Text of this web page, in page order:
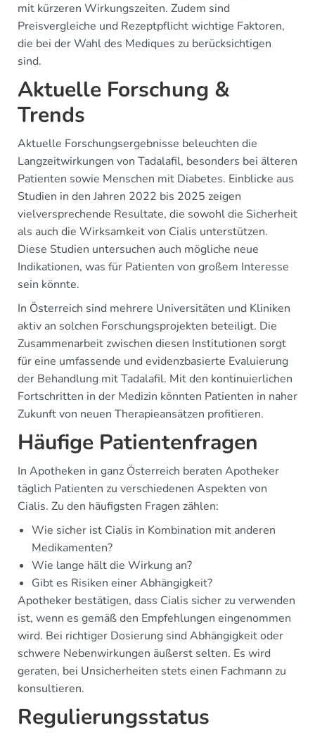
mit kürzeren Wirkungszeiten. Zudem sind
Preisvergleiche und Rezeptpflicht wichtige Faktoren,
die bei der Wahl des Mediques zu berücksichtigen
sind.
Aktuelle Forschung &
Trends
Aktuelle Forschungsergebnisse beleuchten die
Langzeitwirkungen von Tadalafil, besonders bei älteren
Patienten sowie Menschen mit Diabetes. Einblicke aus
Studien in den Jahren 2022 bis 2025 zeigen
vielversprechende Resultate, die sowohl die Sicherheit
als auch die Wirksamkeit von Cialis unterstützen.
Diese Studien untersuchen auch mögliche neue
Indikationen, was für Patienten von großem Interesse
sein könnte.
In Österreich sind mehrere Universitäten und Kliniken
aktiv an solchen Forschungsprojekten beteiligt. Die
Zusammenarbeit zwischen diesen Institutionen sorgt
für eine umfassende und evidenzbasierte Evaluierung
der Behandlung mit Tadalafil. Mit den kontinuierlichen
Fortschritten in der Medizin könnten Patienten in naher
Zukunft von neuen Therapieansätzen profitieren.
Häufige Patientenfragen
In Apotheken in ganz Österreich beraten Apotheker
täglich Patienten zu verschiedenen Aspekten von
Cialis. Zu den häufigsten Fragen zählen:
Wie sicher ist Cialis in Kombination mit anderen
Medikamenten?
Wie lange hält die Wirkung an?
Gibt es Risiken einer Abhängigkeit?
Apotheker bestätigen, dass Cialis sicher zu verwenden
ist, wenn es gemäß den Empfehlungen eingenommen
wird. Bei richtiger Dosierung sind Abhängigkeit oder
schwere Nebenwirkungen äußerst selten. Es wird
geraten, bei Unsicherheiten stets einen Fachmann zu
konsultieren.
Regulierungsstatus